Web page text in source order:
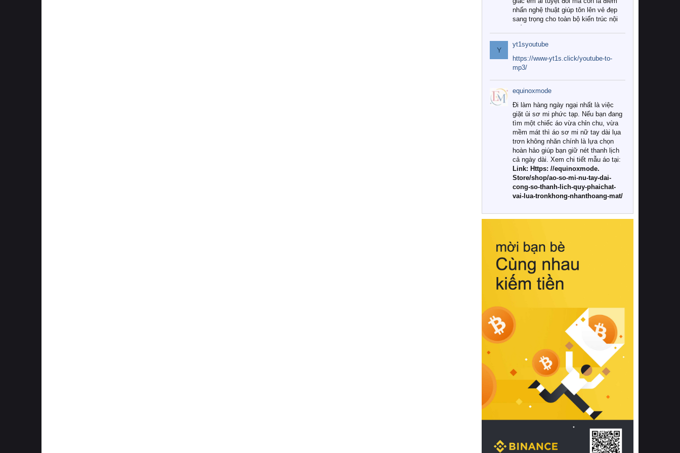
nhấn nghệ thuật giúp tôn lên vẻ đẹp
sang trọng cho toàn bộ kiến trúc nội
Tuy nhiên, giữa thị trường đa dạng
với vô vàn thương hiệu và mẫu mã
như hiện nay, làm thế nào để chọn
được những bộ chăn ga gối đệm cao
cấp thực sự chất lượng, phù hợp với
khí hậu và nhu cầu sử dụng của gia
đình? Hãy cùng chúng tôi đi tìm lời
giải đáp chi tiết qua bài viết dưới đây.
1. Tại sao các gia đình hiện đại lại ưa
chuộng chăn ga gối đệm cao cấp?
Khác với các dòng sản phẩm thông
thường, những bộ chăn ga gối đệm
cao cấp trải qua quy trình sản xuất
nghiêm ngặt từ khâu chọn lọc nguyên
liệu tự nhiên đến công nghệ dệt
nhuộm hiện đại không chứa hóa chất
này, bạn sẽ cảm nhận rõ rệt sự khác
hồi chuẩn xác của phần đệm nâng đỡ
cột sống.
Bên cạnh đó, việc lựa chọn các dòng
sản phẩm đạt chuẩn chất lượng quốc
tế còn giúp ngăn ngừa tình trạng kích
khuẩn và nấm mốc trong điều kiện
thời tiết nóng ẩm. Bạn có thể tìm hiểu
thêm các nghiên cứu khoa học về tác
động của giấc ngủ và môi trường
phòng ngủ đối với sức khỏe con
người tại Sleep Foundation (External
Link) để có cái nhìn toàn diện hơn.
2. Các tiêu chí vàng khi lựa chọn
chăn ga gối đệm cao cấp cho phòng
ngủ
Để sở hữu một bộ chăn ga gối đệm
cao cấp hoàn hảo cả về thẩm mỹ lẫn
công năng, người tiêu dùng cần cân
nhắc kỹ lưỡng các tiêu chí quan trọng
Y
yt1syoutube
https://www-yt1s.click/youtube-to-
mp3/
equinoxmode
Đi làm hàng ngày ngại nhất là việc
giặt ủi sơ mi phức tạp. Nếu bạn đang
tìm một chiếc áo vừa chỉn chu, vừa
mềm mát thì áo sơ mi nữ tay dài lụa
trơn không nhăn chính là lựa chọn
hoàn hảo giúp bạn giữ nét thanh lịch
cả ngày dài. Xem chi tiết mẫu áo tại:
Link: Https: //equinoxmode.
Store/shop/ao-so-mi-nu-tay-dai-
cong-so-thanh-lich-quy-phaichat-
vai-lua-tronkhong-nhanthoang-mat/